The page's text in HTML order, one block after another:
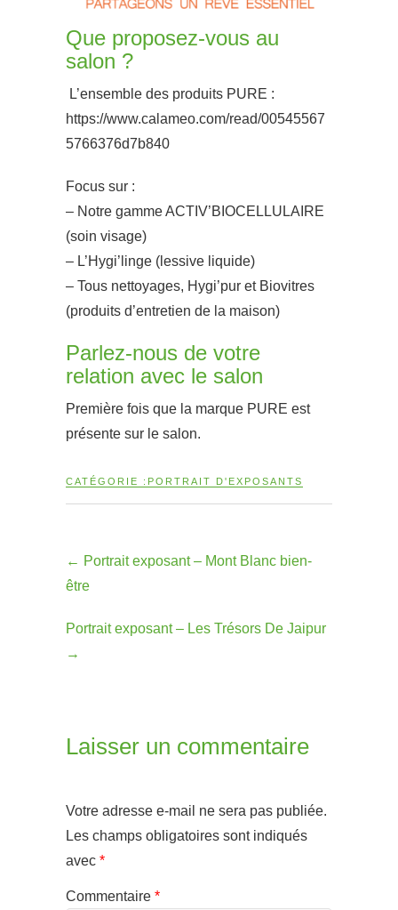
Que proposez-vous au
salon ?
L’ensemble des produits PURE :
https://www.calameo.com/read/00545567
5766376d7b840
Focus sur :
– Notre gamme ACTIV’BIOCELLULAIRE
(soin visage)
– L’Hygi’linge (lessive liquide)
– Tous nettoyages, Hygi’pur et Biovitres
(produits d’entretien de la maison)
Parlez-nous de votre
relation avec le salon
Première fois que la marque PURE est
présente sur le salon.
CATÉGORIE : PORTRAIT D'EXPOSANTS
← Portrait exposant – Mont Blanc bien-
être
Portrait exposant – Les Trésors De Jaipur
→
Laisser un commentaire
Votre adresse e-mail ne sera pas publiée.
Les champs obligatoires sont indiqués
avec *
Commentaire *